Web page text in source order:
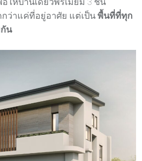
ว่าแค่ที่อยู่อาศัย แต่เป็นพื้นที่ที่ทุก
น